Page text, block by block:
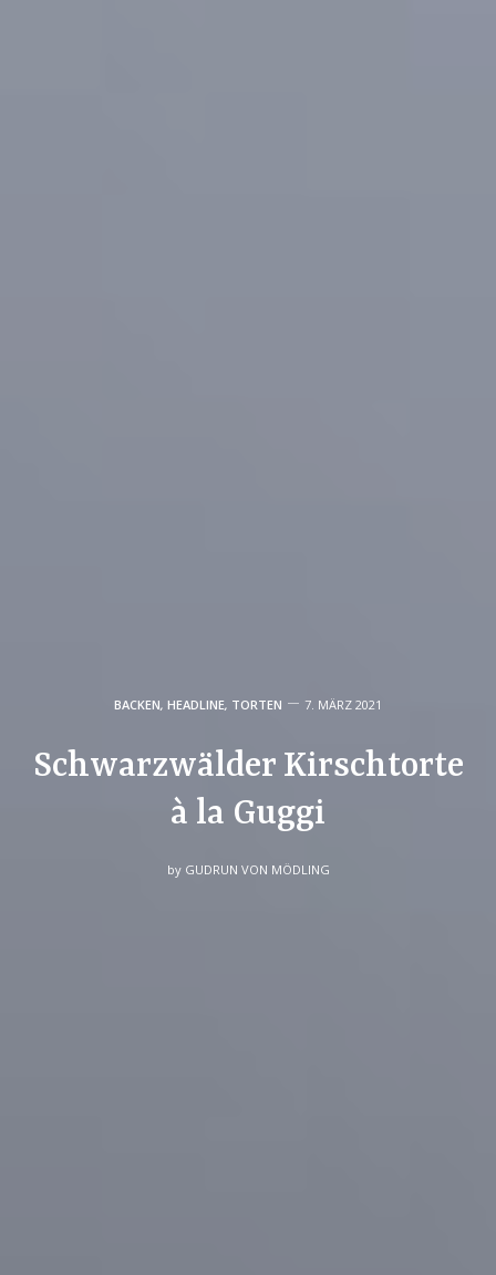
BACKEN, HEADLINE, TORTEN 7. MÄRZ 2021
Schwarzwälder Kirschtorte
à la Guggi
by GUDRUN VON MÖDLING